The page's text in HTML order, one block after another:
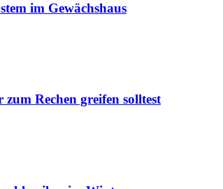
im Gewächshaus
Rechen greifen solltest